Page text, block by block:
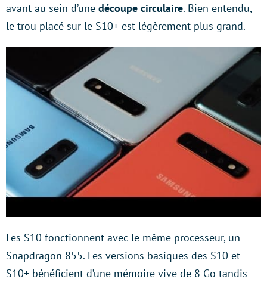
avant au sein d’une découpe circulaire. Bien entendu,
le trou placé sur le S10+ est légèrement plus grand.
Les S10 fonctionnent avec le même processeur, un
Snapdragon 855. Les versions basiques des S10 et
S10+ bénéficient d’une mémoire vive de 8 Go tandis